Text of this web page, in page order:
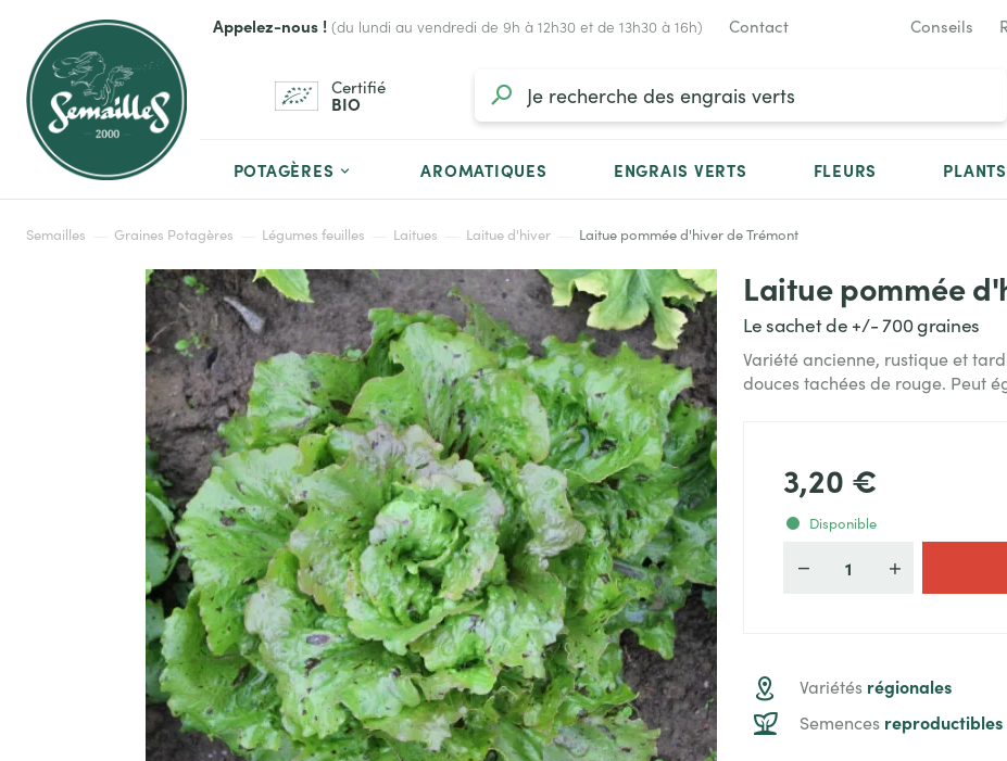
Appelez-nous ! (du lundi au vendredi de 9h à 12h30 et de 13h30 à 16h) Contact Conseils
Certifié
BIO
POTAGÈRES AROMATIQUES ENGRAIS VERTS FLEURS PLANTS
Semailles Graines Potagères Légumes feuilles Laitues Laitue d'hiver Laitue pommée d'hiver de Trémont
Laitue pommée
Le sachet de +/- 700 graines
Variété ancienne, rustique et
douces tachées de rouge. Peut
3,20 €
Disponible
Quantité
Variétés régionales
Semences reproductibles